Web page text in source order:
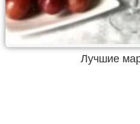
Лучшие